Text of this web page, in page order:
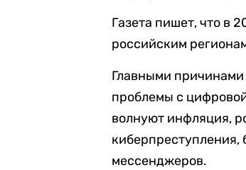
Газета пишет, что в
российским
Главными причинами
проблемы с
волнуют инфляция,
киберпреступления,
мессенджеров.